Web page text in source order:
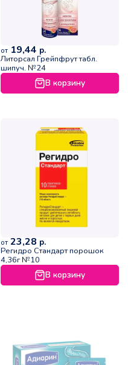
от 19,44 р.
Литорсал Грейпфрут табл.
шипуч. №24
В корзину
от 23,28 р.
Регидро Стандарт порошок
4,36г №10
В корзину